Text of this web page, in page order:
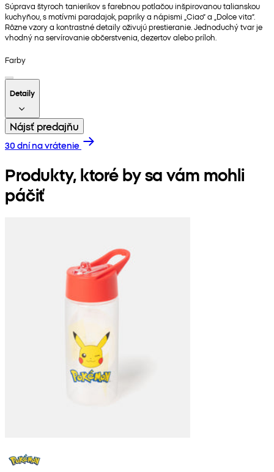
Súprava štyroch tanierikov s farebnou potlačou inšpirovanou talianskou
kuchyňou, s motívmi paradajok, papriky a nápismi „Ciao“ a „Dolce vita“.
Rôzne vzory a kontrastné detaily oživujú prestieranie. Jednoduchý tvar je
vhodný na servírovanie občerstvenia, dezertov alebo príloh.
Farby
Detaily
Nájsť predajňu
30 dní na vrátenie
Produkty, ktoré by sa vám mohli
páčiť